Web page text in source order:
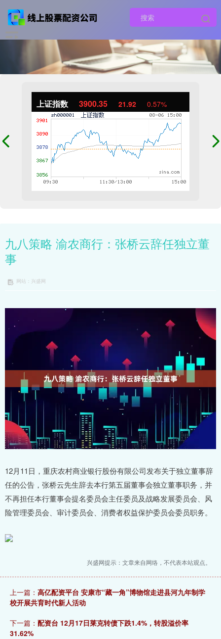
上证指数 3900.35 21.92 0.57%
九八策略 渝农商行：张桥云辞任独立董
事
网站：兴盛网
12月11日，重庆农村商业银行股份有限公司发布关于独立董事辞
任的公告，张桥云先生辞去本行第五届董事会独立董事职务，并
不再担任本行董事会提名委员会主任委员及战略发展委员会、风
险管理委员会、审计委员会、消费者权益保护委员会委员职务。
兴盛网提示：文章来自网络，不代表本站观点。
上一篇： 高亿配资平台 安康市“藏一角”博物馆走进县河九年制学
校开展共育时代新人活动
下一篇： 配资台 12月17日莱克转债下跌1.4%，转股溢价率
31.62%